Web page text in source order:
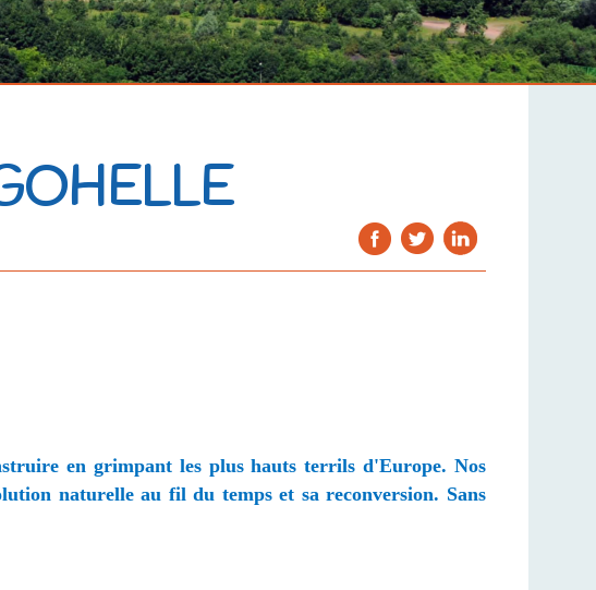
en grimpant les plus hauts terrils d'Europe. Nos
naturelle au fil du temps et sa reconversion. Sans